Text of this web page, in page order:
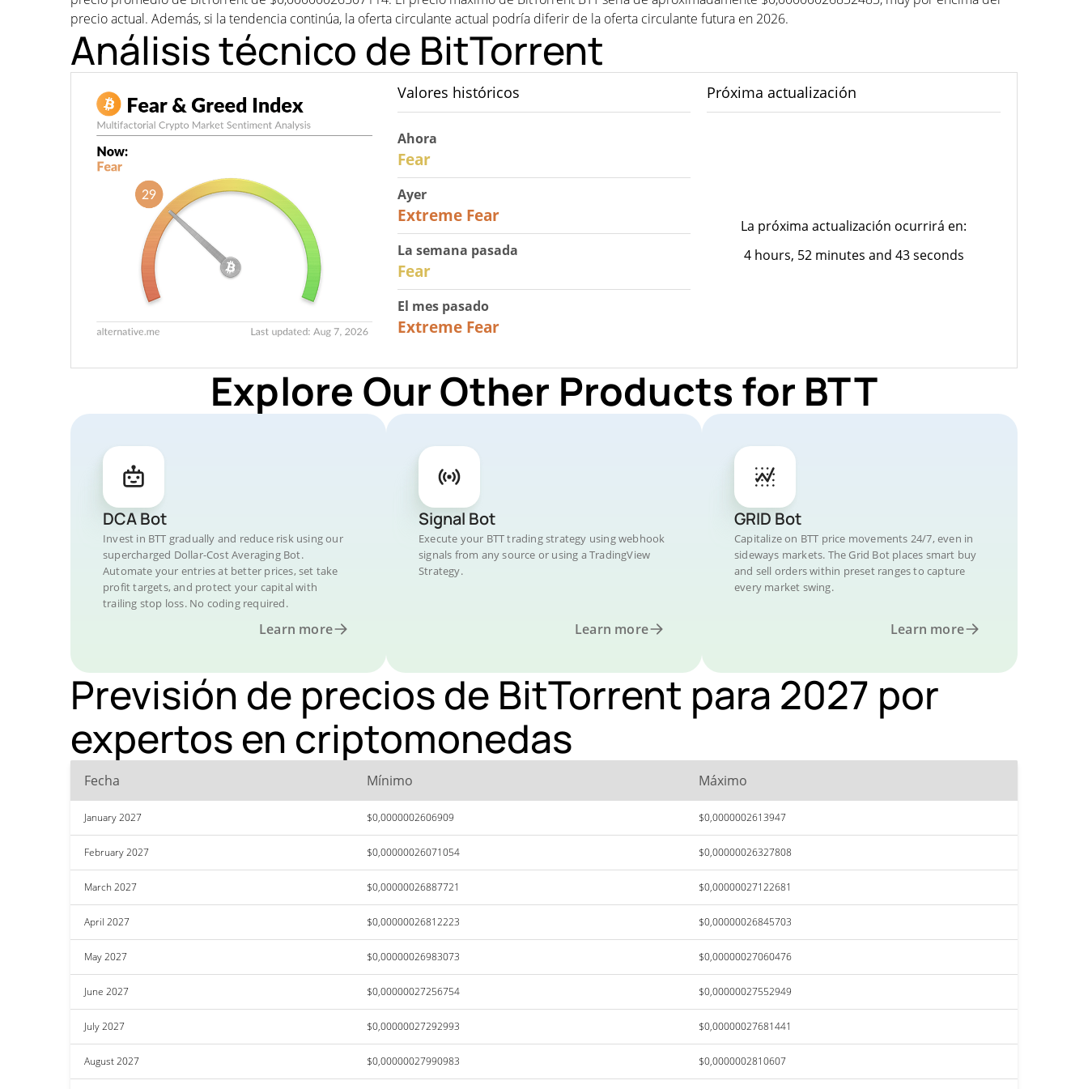
precio actual. Además, si la tendencia continúa, la oferta circulante actual podría diferir de la oferta circulante futura en 2026.
Análisis técnico de BitTorrent
Valores históricos
Ahora
Fear
Ayer
Extreme Fear
La semana pasada
Fear
El mes pasado
Extreme Fear
Próxima actualización
La próxima actualización ocurrirá en:
4 hours, 52 minutes and 43 seconds
Explore Our Other Products for BTT
DCA Bot
Invest in BTT gradually and reduce risk using our
supercharged Dollar-Cost Averaging Bot.
Automate your entries at better prices, set take
profit targets, and protect your capital with
trailing stop loss. No coding required.
Learn more
Signal Bot
Execute your BTT trading strategy using webhook
signals from any source or using a TradingView
Strategy.
Learn more
GRID Bot
Capitalize on BTT price movements 24/7, even in
sideways markets. The Grid Bot places smart buy
and sell orders within preset ranges to capture
every market swing.
Learn more
Previsión de precios de BitTorrent para 2027 por
expertos en criptomonedas
Fecha Mínimo Máximo
January 2027 $0,0000002606909 $0,0000002613947
February 2027 $0,00000026071054 $0,00000026327808
March 2027 $0,00000026887721 $0,00000027122681
April 2027 $0,00000026812223 $0,00000026845703
May 2027 $0,00000026983073 $0,00000027060476
June 2027 $0,00000027256754 $0,00000027552949
July 2027 $0,00000027292993 $0,00000027681441
August 2027 $0,00000027990983 $0,0000002810607